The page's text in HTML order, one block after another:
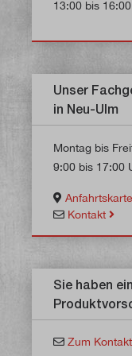
13:00 bis
Unser
in Neu-Ulm
Montag bis
9:00 bis 17:00
Anfahrtskarte
Kontakt
Sie haben
Zum